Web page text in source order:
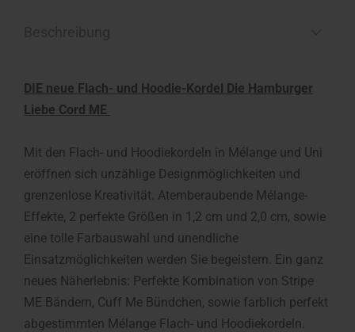
DIE neue Flach- und Hoodie-Kordel Die Hamburger
Liebe Cord ME
Mit den Flach- und Hoodiekordeln in Mélange und Uni
eröffnen sich unzählige Designmöglichkeiten und
grenzenlose Kreativität. Atemberaubende Mélange-
Effekte, 2 perfekte Größen in 1,2 cm und 2,0 cm, sowie
eine tolle Farbauswahl und unendliche
Einsatzmöglichkeiten werden Sie begeistern. Ein ganz
neues Näherlebnis: Perfekte Kombination von Stripe
ME Bändern, Cuff Me Bündchen, sowie farblich perfekt
abgestimmten Mélange Flach- und Hoodiekordeln.